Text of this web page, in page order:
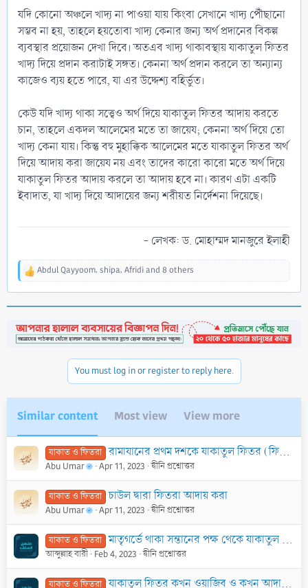
যদি কোনো অঞ্চলে খাদ্য না পাওয়া যায় কিংবা সেখানে খাদ্য পৌঁছানো
সম্ভব না হয়, তাহলে হয়তোবা খাদ্য কেনার জন্য অর্থ প্রদানের বিকল্প
ব্যবস্থার প্রয়োজন দেখা দিবে। অতএব খাদ্য থাকাবস্থায় যাকাতুল ফিতর
খাদ্য দিয়ে প্রদান করাটাই সঙ্গত। কেননা অর্থ প্রদান করলে তা অন্যান্য
কাজেও ব্যয় হতে পারে, যা এর উদ্দেশ্য বহির্ভুত।
কেউ যদি খাদ্য থাকা সত্ত্বেও অর্থ দিয়ে যাকাতুল ফিতর আদায় করতে
চান, তাহলে একদল আলেমের মতে তা জায়েয; কেননা অর্থ দিয়ে তো
খাদ্য কেনা যায়। কিন্তু বহু মুহাক্কিক আলেমের মতে যাকাতুল ফিতর অর্থ
দিয়ে আদায় করা জায়েয নয় এবং তাদের কারো কারো মতে অর্থ দিয়ে
যাকাতুল ফিতর আদায় করলে তা আদায় হবে না। কারণ এটা একটি
ইবাদাত, যা খাদ্য দিয়ে আদায়ের জন্য শরীয়ত নির্দেশনা দিয়েছে।
- লেখক: ড. মোহাম্মদ মানজুরে ইলাহী​
R
t
i
Abdul Qayyoom, shipa, Afridiand 8 others
You must log in or register to reply here.
Similar content Most view View more
যাকাত ও ফিতরা রামাযানের প্রথম দশকে যাকাতুল ফিতর (ফিতরা) আদায় করার বিধান কী?
Abu Umar Apr 11, 2023 দ্বীনি প্রশ্নোত্তর
যাকাত ও ফিতরা চাউল দ্বারা ফিতরা আদায় করা
Abu Umar Apr 11, 2023 দ্বীনি প্রশ্নোত্তর
যাকাত ও ফিতরা মাতৃগর্ভে থাকা সন্তানের পক্ষ থেকে যাকাতুল ফিতর দিতে হবে কি?
আব্দুল্লাহ বারী Feb 4, 2023 দ্বীনি প্রশ্নোত্তর
যাকাত ও ফিতরা যাকাতুল ফিতর কখন ওয়াজিব ও কখন আদায় করতে হয়?